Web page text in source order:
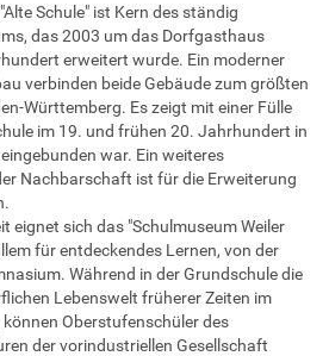
Schule" ist Kern des ständig
das 2003 um das Dorfgasthaus
erweitert wurde. Ein moderner
verbinden beide Gebäude zum größten
Württemberg. Es zeigt mit einer Fülle
im 19. und frühen 20. Jahrhundert in
war. Ein weiteres
Nachbarschaft ist für die Erweiterung
eignet sich das "Schulmuseum Weiler
für entdeckendes Lernen, von der
Während in der Grundschule die
Lebenswelt früherer Zeiten im
Oberstufenschüler des
der vorindustriellen Gesellschaft